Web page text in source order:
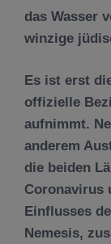
das Wasser
winzige
Es ist erst
offizielle
aufnimmt.
anderem
die beiden
Coronavirus
Einflusses
Nemesis,